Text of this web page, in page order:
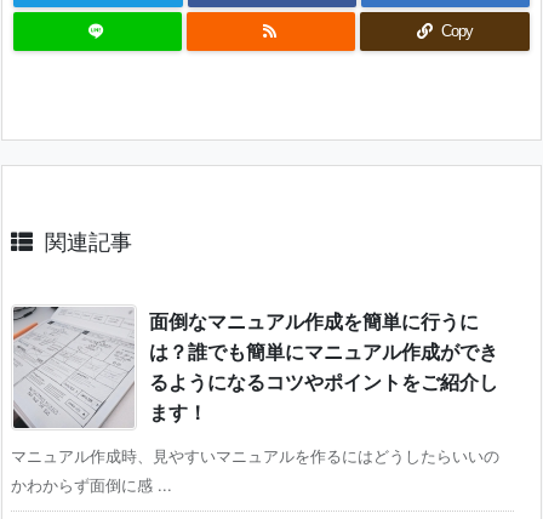
Copy
関連記事
面倒なマニュアル作成を簡単に行うに
は？誰でも簡単にマニュアル作成ができ
るようになるコツやポイントをご紹介し
ます！
マニュアル作成時、見やすいマニュアルを作るにはどうしたらいいの
かわからず面倒に感 ...